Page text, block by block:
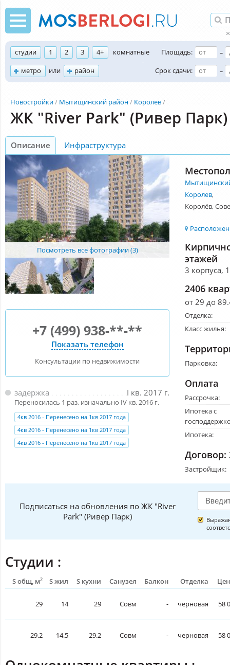
студии 1 2 3 4+
комнатные
метро
или район
Площадь:
–
Срок сдачи:
–
Новостройки Мытищинский район Королев
ЖК "River Park" (Ривер Парк)
Описание Инфраструктура
Посмотреть все фотографии (3)
+7 (499) 938-**-**
Показать телефон
Консультации по недвижимости
I кв. 2017 г.
задержка
Переносилась 1 раз, изначально IV кв. 2016 г.
4кв 2016 - Перенесено на 1кв 2017 года
4кв 2016 - Перенесено на 1кв 2017 года
4кв 2016 - Перенесено на 1кв 2017 года
Королев,
Королёв,
этажей
3 корпуса,
2406
от 29 до
Отделка:
Класс жилья:
Парковка:
Оплата
Рассрочка:
Ипотека с
Ипотека:
Договор:
Застройщик:
Подписаться на обновления по ЖК "River
Park" (Ривер Парк)
Студии :
S общ, м2 S жил S кухни Санузел Балкон Отделка
29 14 29 Совм - черновая 58
29.2 14.5 29.2 Совм - черновая 58